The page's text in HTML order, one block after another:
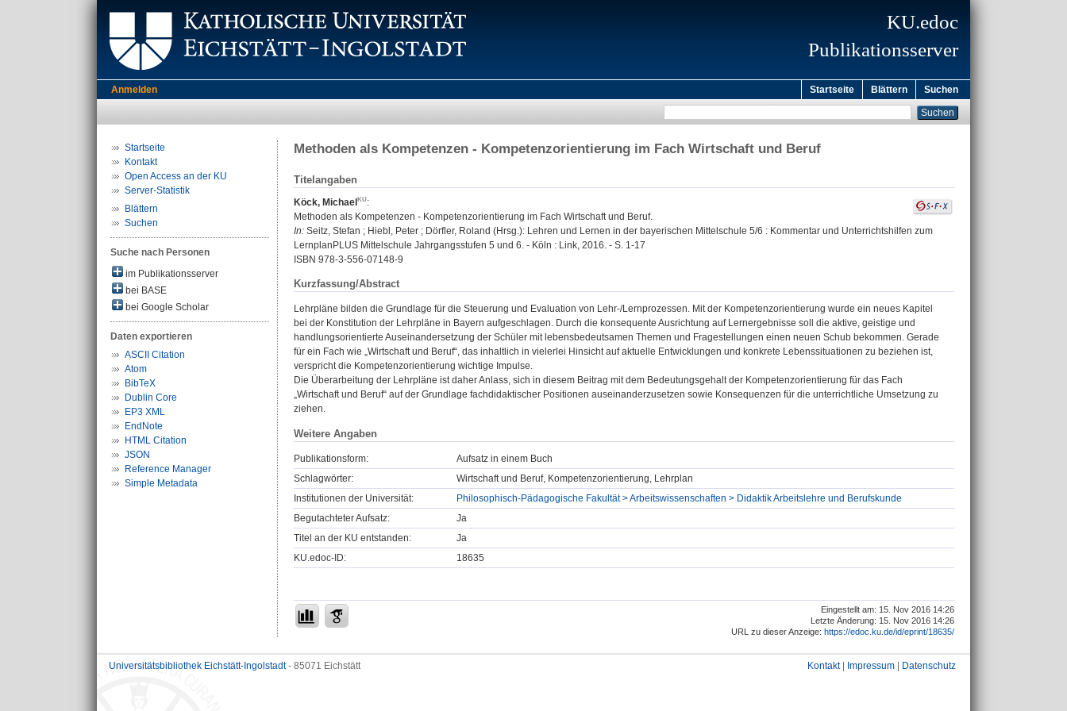
KU.edoc
Publikationsserver
Anmelden Startseite Blättern Suchen
Startseite
Kontakt
Open Access an der KU
Server-Statistik
Blättern
Suchen
Suche nach Personen
im Publikationsserver
bei BASE
bei Google Scholar
Daten exportieren
ASCII Citation
Atom
BibTeX
Dublin Core
EP3 XML
EndNote
HTML Citation
JSON
Reference Manager
Simple Metadata
Methoden als Kompetenzen - Kompetenzorientierung im Fach Wirtschaft und Beruf
Titelangaben
Köck, Michael
:
Methoden als Kompetenzen - Kompetenzorientierung im Fach Wirtschaft und Beruf.
In: Seitz, Stefan ; Hiebl, Peter ; Dörfler, Roland (Hrsg.): Lehren und Lernen in der bayerischen Mittelschule 5/6 : Kommentar und Unterrichtshilfen zum
LernplanPLUS Mittelschule Jahrgangsstufen 5 und 6. - Köln : Link, 2016. - S. 1-17
ISBN 978-3-556-07148-9
Kurzfassung/Abstract
Lehrpläne bilden die Grundlage für die Steuerung und Evaluation von Lehr-/Lernprozessen. Mit der Kompetenzorientierung wurde ein neues Kapitel
bei der Konstitution der Lehrpläne in Bayern aufgeschlagen. Durch die konsequente Ausrichtung auf Lernergebnisse soll die aktive, geistige und
handlungsorientierte Auseinandersetzung der Schüler mit lebensbedeutsamen Themen und Fragestellungen einen neuen Schub bekommen. Gerade
für ein Fach wie „Wirtschaft und Beruf“, das inhaltlich in vielerlei Hinsicht auf aktuelle Entwicklungen und konkrete Lebenssituationen zu beziehen ist,
verspricht die Kompetenzorientierung wichtige Impulse.
Die Überarbeitung der Lehrpläne ist daher Anlass, sich in diesem Beitrag mit dem Bedeutungsgehalt der Kompetenzorientierung für das Fach
„Wirtschaft und Beruf“ auf der Grundlage fachdidaktischer Positionen auseinanderzusetzen sowie Konsequenzen für die unterrichtliche Umsetzung zu
ziehen.
Weitere Angaben
Publikationsform:
Aufsatz in einem Buch
Schlagwörter:
Wirtschaft und Beruf, Kompetenzorientierung, Lehrplan
Institutionen der Universität:
Philosophisch-Pädagogische Fakultät > Arbeitswissenschaften > Didaktik Arbeitslehre und Berufskunde
Begutachteter Aufsatz:
Ja
Titel an der KU entstanden:
Ja
KU.edoc-ID:
18635
Eingestellt am: 15. Nov 2016 14:26
Letzte Änderung: 15. Nov 2016 14:26
URL zu dieser Anzeige: https://edoc.ku.de/id/eprint/18635/
Universitätsbibliothek Eichstätt-Ingolstadt- 85071 Eichstätt Kontakt| Impressum Datenschutz